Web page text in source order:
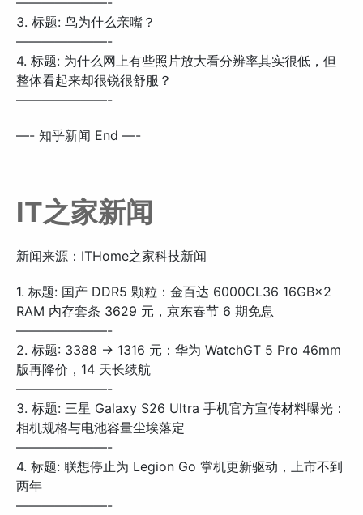
3. 标题: 鸟为什么亲嘴？
———————-
4. 标题: 为什么网上有些照片放大看分辨率其实很低，但
整体看起来却很锐很舒服？
———————-
—- 知乎新闻 End —-
IT之家新闻
新闻来源：ITHome之家科技新闻
1. 标题: 国产 DDR5 颗粒：金百达 6000CL36 16GB×2
RAM 内存套条 3629 元，京东春节 6 期免息
———————-
2. 标题: 3388 → 1316 元：华为 WatchGT 5 Pro 46mm
版再降价，14 天长续航
———————-
3. 标题: 三星 Galaxy S26 Ultra 手机官方宣传材料曝光：
相机规格与电池容量尘埃落定
———————-
4. 标题: 联想停止为 Legion Go 掌机更新驱动，上市不到
两年
———————-